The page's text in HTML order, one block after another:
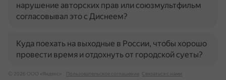
нарушение авторских прав или союзмультфильм
согласовывал это с Диснеем?
Куда поехать на выходные в России, чтобы хорошо
провести время и отдохнуть от городской суеты?
© 2026 ООО «Яндекс» Пользовательское соглашение Связаться с нами